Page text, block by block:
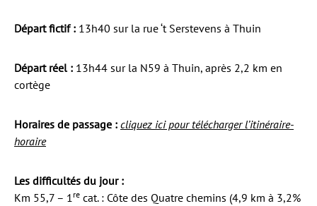
Départ fictif : 13h40 sur la rue ‘t Serstevens à Thuin
Départ réel : 13h44 sur la N59 à Thuin, après 2,2 km en
cortège
Horaires de passage : cliquez ici pour télécharger l’itinéraire-
horaire
Les difficultés du jour :
Km 55,7 – 1re cat. : Côte des Quatre chemins (4,9 km à 3,2%